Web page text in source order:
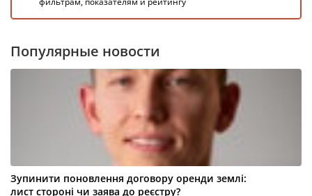
Популярные новости
Зупинити поновлення договору оренди землі:
лист стороні чи заява до реєстру?